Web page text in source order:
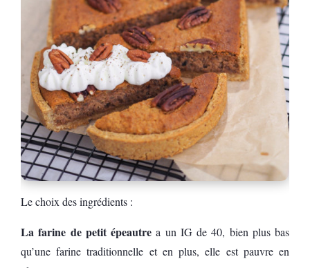
Le choix des ingrédients :
La farine de petit épeautre a un IG de 40, bien plus bas
qu’une farine traditionnelle et en plus, elle est pauvre en